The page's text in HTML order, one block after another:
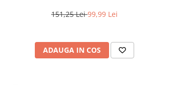
151,25 Lei99,99 Lei
ADAUGA IN COS